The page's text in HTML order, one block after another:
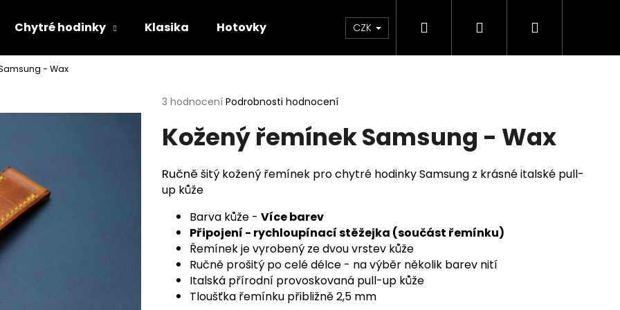
Chytré hodinky Klasika Hotovky Dárkové poukazy Obchodní podmínky
CZK Hledat PřihlášeníNákupní
- Wax
Průměrné
produktu
je
z
5
hvězdiček.
3 hodnocení Podrobnosti hodnocení
Kožený řemínek Samsung - Wax
Ručně šitý kožený řemínek pro chytré hodinky Samsung z krásné italské pull-
up kůže
Barva kůže - Více barev
Připojení - rychloupínací stěžejka (součást řemínku)
Řemínek je vyrobený ze dvou vrstev kůže
Ručně prošitý po celé délce - na výběr několik barev nití
Italská přírodní provoskovaná pull-up kůže
Tloušťka řemínku přibližně 2,5 mm
Co potřebujete najít?
HLEDAT
Doporučujeme